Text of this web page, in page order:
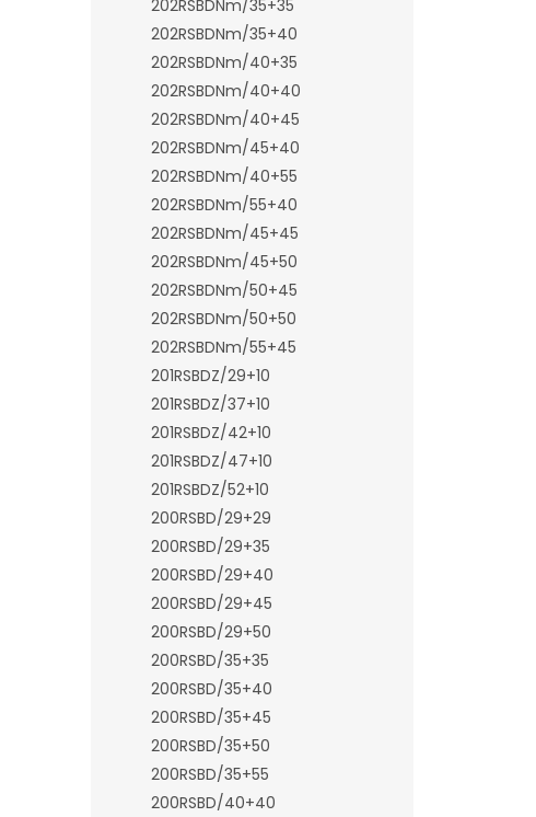
202RSBDNm/35+35
202RSBDNm/35+40
202RSBDNm/40+35
202RSBDNm/40+40
202RSBDNm/40+45
202RSBDNm/45+40
202RSBDNm/40+55
202RSBDNm/55+40
202RSBDNm/45+45
202RSBDNm/45+50
202RSBDNm/50+45
202RSBDNm/50+50
202RSBDNm/55+45
201RSBDZ/29+10
201RSBDZ/37+10
201RSBDZ/42+10
201RSBDZ/47+10
201RSBDZ/52+10
200RSBD/29+29
200RSBD/29+35
200RSBD/29+40
200RSBD/29+45
200RSBD/29+50
200RSBD/35+35
200RSBD/35+40
200RSBD/35+45
200RSBD/35+50
200RSBD/35+55
200RSBD/40+40